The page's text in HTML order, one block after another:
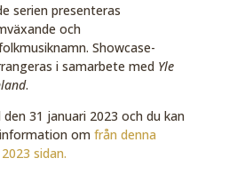
serien presenteras
och
Showcase-
i samarbete med Yle
.
31 januari 2023 och du kan
om från denna
sidan.